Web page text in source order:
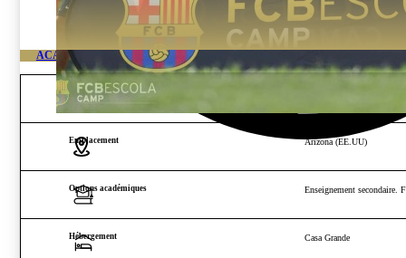
ACADÉMIE DE HAUT NIVEAU FC BARÇA USA
Âge et sexe
Emplacement Arizona (EE.UU)
Options académiques Enseignement secondaire.
Hébergement Casa Grande